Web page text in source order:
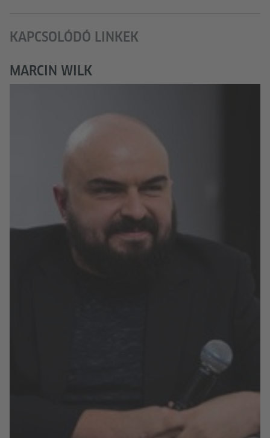
KAPCSOLÓDÓ LINKEK
MARCIN WILK